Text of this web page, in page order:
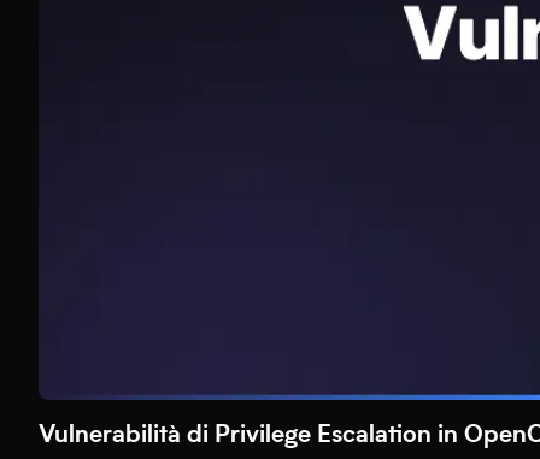
Vulnerabilità di Privilege Escalation in